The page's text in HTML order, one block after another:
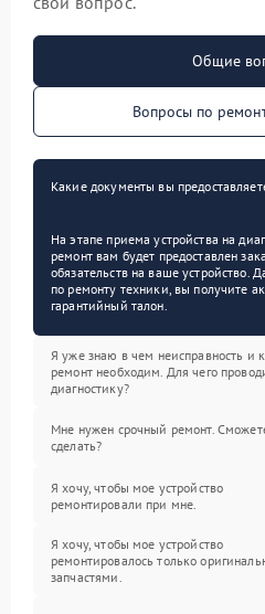
Общие
Вопросы по
Какие документы вы
На этапе приема устройства на
ремонт вам будет предоставлен
обязательств на ваше устройство.
по ремонту техники, вы получите
гарантийный талон.
Я уже знаю в чем неисправность и
ремонт необходим. Для чего
диагностику?
Мне нужен срочный ремонт.
сделать?
Я хочу, чтобы мое устройство
ремонтировали при мне.
Я хочу, чтобы мое устройство
ремонтировалось только
запчастями.